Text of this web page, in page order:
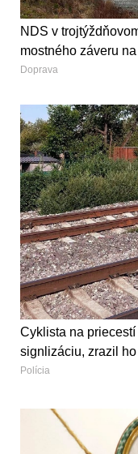
NDS v
mostného záveru
Doprava
Cyklista na
signlizáciu, zrazil
Polícia